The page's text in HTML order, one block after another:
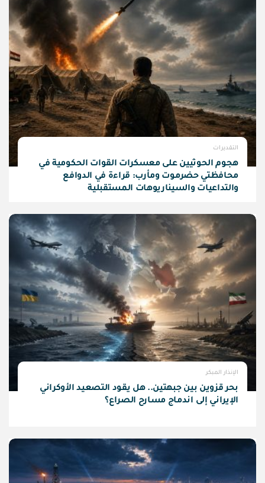
التقديرات
هجوم الحوثيين على معسكرات القوات الحكومية في
محافظتي حضرموت ومأرب: قراءة في الدوافع
والتداعيات والسيناريوهات المستقبلية
الإنذار المبكر
بحر قزوين بين جبهتين.. هل يقود التصعيد الأوكراني
الإيراني إلى اندماج مسارح الصراع؟